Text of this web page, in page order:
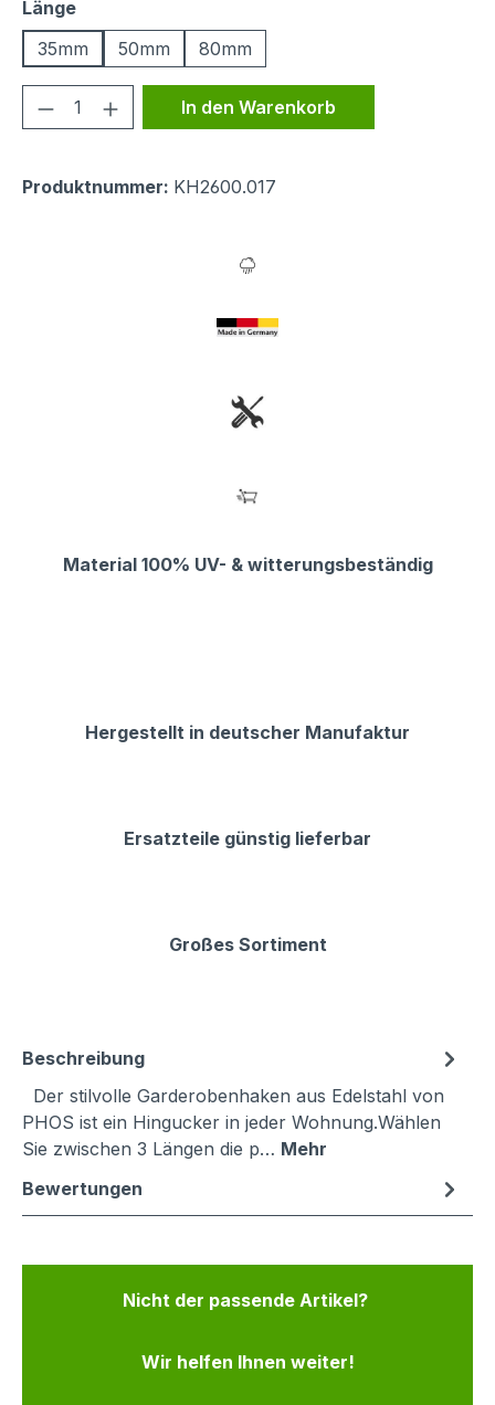
Längeauswählen
35mm
50mm 80mm
Produkt Anzahl: Gib den
In den Warenkorb
Produktnummer: KH2600.017
Material 100% UV- & witterungsbeständig
Hergestellt in deutscher Manufaktur
Ersatzteile günstig lieferbar
Großes Sortiment
Beschreibung
Der stilvolle Garderobenhaken aus Edelstahl von
PHOS ist ein Hingucker in jeder Wohnung.Wählen
Sie zwischen 3 Längen die p… Mehr
Bewertungen
Nicht der passende Artikel?
Wir helfen Ihnen weiter!